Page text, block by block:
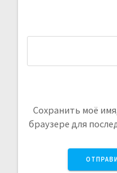
Сохранить моё
браузере для